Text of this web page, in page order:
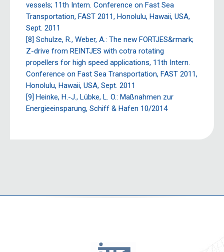
vessels; 11th Intern. Conference on Fast Sea
Transportation, FAST 2011, Honolulu, Hawaii, USA,
Sept. 2011
[8] Schulze, R., Weber, A.: The new FORTJES&rmark;
Z-drive from REINTJES with cotra rotating
propellers for high speed applications, 11th Intern.
Conference on Fast Sea Transportation, FAST 2011,
Honolulu, Hawaii, USA, Sept. 2011
[9] Heinke, H.-J., Lübke, L. O.: Maßnahmen zur
Energieeinsparung, Schiff & Hafen 10/2014